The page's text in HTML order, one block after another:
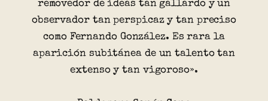
removedor de ideas tan gallardo y un
observador tan perspicaz y tan preciso
como Fernando González. Es rara la
aparición subitánea de un talento tan
extenso y tan vigoroso».